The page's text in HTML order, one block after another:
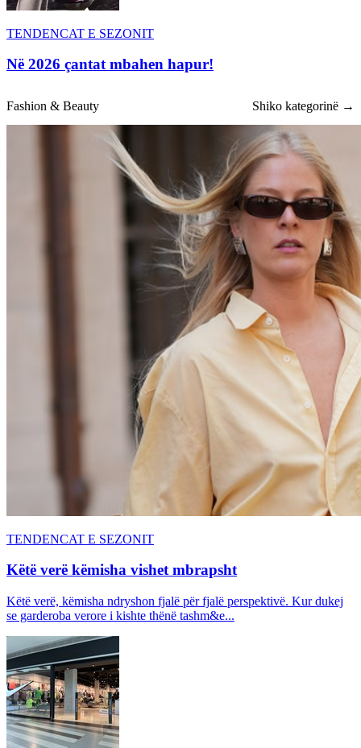
TENDENCAT E SEZONIT
Në 2026 çantat mbahen hapur!
Fashion & Beauty Shiko kategorinë →
TENDENCAT E SEZONIT
Këtë verë këmisha vishet mbrapsht
Këtë verë, këmisha ndryshon fjalë për fjalë perspektivë. Kur dukej
se garderoba verore i kishte thënë tashm&e...